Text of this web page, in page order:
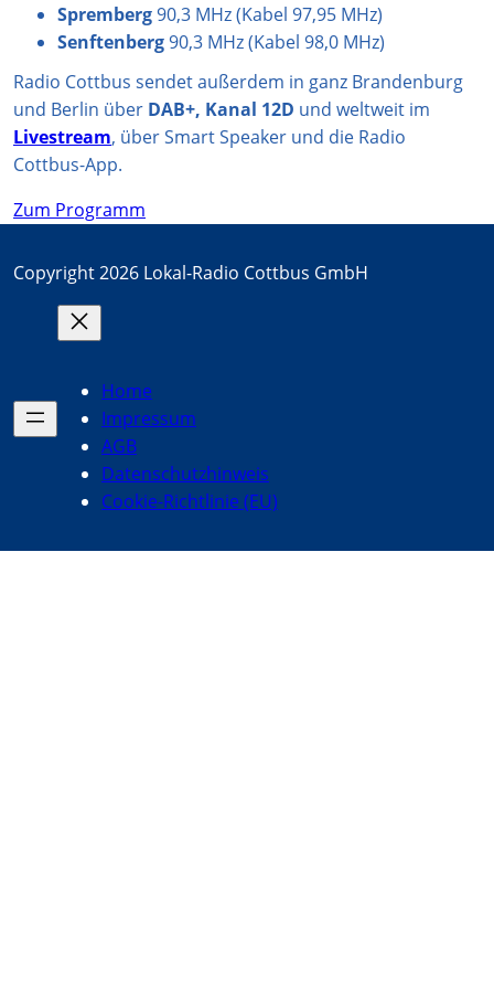
Spremberg90,3 MHz (Kabel 97,95 MHz)
Senftenberg90,3 MHz (Kabel 98,0 MHz)
Radio Cottbus sendet außerdem in ganz Brandenburg
und Berlin über DAB+, Kanal 12D und weltweit im
Livestream, über Smart Speaker und die Radio
Cottbus-App.
Zum Programm
Copyright 2026 Lokal-Radio Cottbus GmbH
Home
Impressum
AGB
Datenschutzhinweis
Cookie-Richtlinie (EU)